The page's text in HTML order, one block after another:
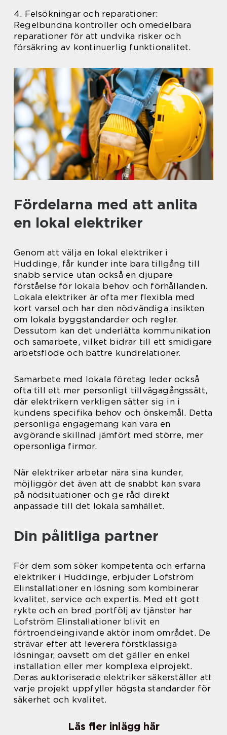
4. Felsökningar och reparationer:
Regelbundna kontroller och omedelbara
reparationer för att undvika risker och
försäkring av kontinuerlig funktionalitet.
Fördelarna med att anlita
en lokal elektriker
Genom att välja en lokal elektriker i
Huddinge, får kunder inte bara tillgång till
snabb service utan också en djupare
förståelse för lokala behov och förhållanden.
Lokala elektriker är ofta mer flexibla med
kort varsel och har den nödvändiga insikten
om lokala byggstandarder och regler.
Dessutom kan det underlätta kommunikation
och samarbete, vilket bidrar till ett smidigare
arbetsflöde och bättre kundrelationer.
Samarbete med lokala företag leder också
ofta till ett mer personligt tillvägagångssätt,
där elektrikern verkligen sätter sig in i
kundens specifika behov och önskemål. Detta
personliga engagemang kan vara en
avgörande skillnad jämfört med större, mer
opersonliga firmor.
När elektriker arbetar nära sina kunder,
möjliggör det även att de snabbt kan svara
på nödsituationer och ge råd direkt
anpassade till det lokala samhället.
Din pålitliga partner
För dem som söker kompetenta och erfarna
elektriker i Huddinge, erbjuder Lofström
Elinstallationer en lösning som kombinerar
kvalitet, service och expertis. Med ett gott
rykte och en bred portfölj av tjänster har
Lofström Elinstallationer blivit en
förtroendeingivande aktör inom området. De
strävar efter att leverera förstklassiga
lösningar, oavsett om det gäller en enkel
installation eller mer komplexa elprojekt.
Deras auktoriserade elektriker säkerställer att
varje projekt uppfyller högsta standarder för
säkerhet och kvalitet.
Läs fler inlägg här